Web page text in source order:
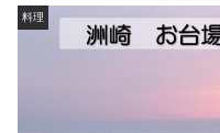
料理